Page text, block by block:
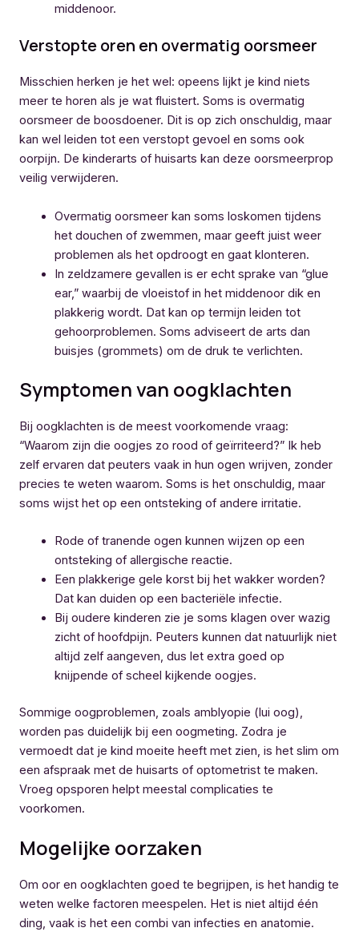
middenoor.
Verstopte oren en overmatig oorsmeer
Misschien herken je het wel: opeens lijkt je kind niets
meer te horen als je wat fluistert. Soms is overmatig
oorsmeer de boosdoener. Dit is op zich onschuldig, maar
kan wel leiden tot een verstopt gevoel en soms ook
oorpijn. De kinderarts of huisarts kan deze oorsmeerprop
veilig verwijderen.
Overmatig oorsmeer kan soms loskomen tijdens
het douchen of zwemmen, maar geeft juist weer
problemen als het opdroogt en gaat klonteren.
In zeldzamere gevallen is er echt sprake van “glue
ear,” waarbij de vloeistof in het middenoor dik en
plakkerig wordt. Dat kan op termijn leiden tot
gehoorproblemen. Soms adviseert de arts dan
buisjes (grommets) om de druk te verlichten.
Symptomen van oogklachten
Bij oogklachten is de meest voorkomende vraag:
“Waarom zijn die oogjes zo rood of geïrriteerd?” Ik heb
zelf ervaren dat peuters vaak in hun ogen wrijven, zonder
precies te weten waarom. Soms is het onschuldig, maar
soms wijst het op een ontsteking of andere irritatie.
Rode of tranende ogen kunnen wijzen op een
ontsteking of allergische reactie.
Een plakkerige gele korst bij het wakker worden?
Dat kan duiden op een bacteriële infectie.
Bij oudere kinderen zie je soms klagen over wazig
zicht of hoofdpijn. Peuters kunnen dat natuurlijk niet
altijd zelf aangeven, dus let extra goed op
knijpende of scheel kijkende oogjes.
Sommige oogproblemen, zoals amblyopie (lui oog),
worden pas duidelijk bij een oogmeting. Zodra je
vermoedt dat je kind moeite heeft met zien, is het slim om
een afspraak met de huisarts of optometrist te maken.
Vroeg opsporen helpt meestal complicaties te
voorkomen.
Mogelijke oorzaken
Om oor en oogklachten goed te begrijpen, is het handig te
weten welke factoren meespelen. Het is niet altijd één
ding, vaak is het een combi van infecties en anatomie.